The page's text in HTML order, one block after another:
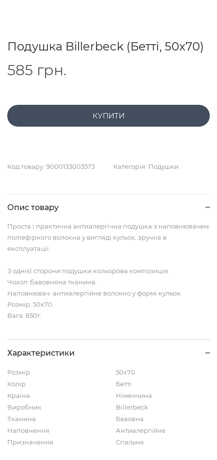
Подушка Billerbeck (Бетті, 50х70)
585 грн.
КУПИТИ
Код товару: 9000133003573 Категорія: Подушки
Опис товару
Проста і практична антиалергічна подушка з наповнювачем
поліефірного волокна у вигляді кульок, зручна в
експлуатації.
З однієї сторони подушки кольорова композиція.
Чохол: бавовняна тканина.
Наповнювач: антиалергійне волокно у формі кульок.
Розмір: 50х70.
Вага: 650г.
Характеристики
Розмір
50х70
Колір
Бетті
Країна
Німеччина
Виробник
Billerbeck
Тканина
Бавовна
Наповнення
Антиалергійне
Призначення
Спальня